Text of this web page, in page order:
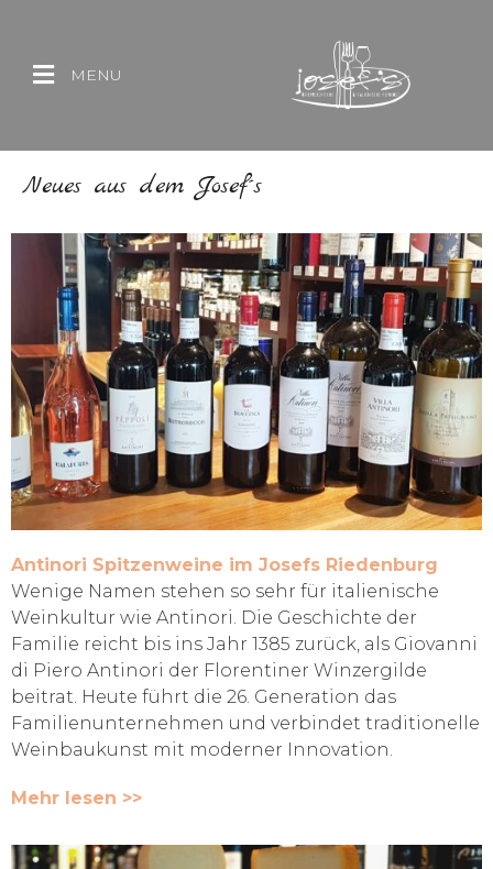
MENU
Neues aus dem Josef´s
Antinori Spitzenweine im Josefs Riedenburg
Wenige Namen stehen so sehr für italienische
Weinkultur wie Antinori. Die Geschichte der
Familie reicht bis ins Jahr 1385 zurück, als Giovanni
di Piero Antinori der Florentiner Winzergilde
beitrat. Heute führt die 26. Generation das
Familienunternehmen und verbindet traditionelle
Weinbaukunst mit moderner Innovation.
Mehr lesen >>